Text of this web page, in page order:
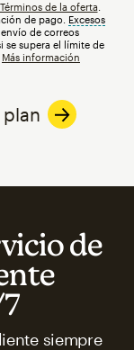
Términos de la oferta
de pago.
Excesos
de correos
se supera el límite de
Más información
de
siempre